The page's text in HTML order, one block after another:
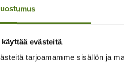
evästeitä
tarjoamamme sisällön ja
Tietoa
Liiton